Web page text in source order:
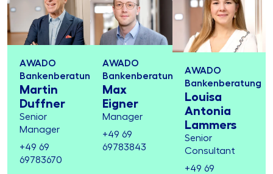
AWADO
Bankenberatung
Martin
Duffner
Senior
Manager
+49 69
69783670
AWADO
Bankenberatung
Max
Eigner
Manager
+49 69
69783843
AWADO
Bankenberatung
Louisa
Antonia
Lammers
Senior
Consultant
+49 69